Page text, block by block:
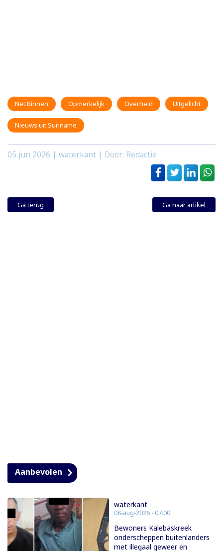
Net Binnen Opmerkelijk Overheid Uitgelicht
Nieuws uit Suriname
05 jun 2026 | waterkant | Door: Redactie
Ga terug Ga naar artikel
Aanbevolen
waterkant
08-aug-2026 - 07:00
Bewoners Kalebaskreek
onderscheppen buitenlanders
met illegaal geweer en